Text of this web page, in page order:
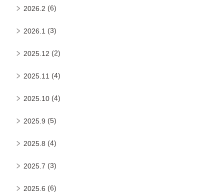
2026.2 (6)
2026.1 (3)
2025.12 (2)
2025.11 (4)
2025.10 (4)
2025.9 (5)
2025.8 (4)
2025.7 (3)
2025.6 (6)